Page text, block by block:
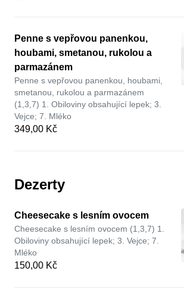
Penne s vepřovou panenkou,
houbami, smetanou, rukolou a
parmazánem
Penne s vepřovou panenkou, houbami,
smetanou, rukolou a parmazánem
(1,3,7) 1. Obiloviny obsahující lepek; 3.
Vejce; 7. Mléko
349,00 Kč
Dezerty
Cheesecake s lesním ovocem
Cheesecake s lesním ovocem (1,3,7) 1.
Obiloviny obsahující lepek; 3. Vejce; 7.
Mléko
150,00 Kč